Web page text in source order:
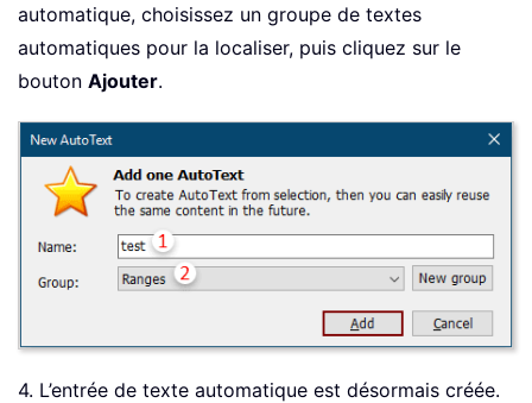
automatique, choisissez un groupe de textes
automatiques pour la localiser, puis cliquez sur le
bouton Ajouter.
4. L’entrée de texte automatique est désormais créée.